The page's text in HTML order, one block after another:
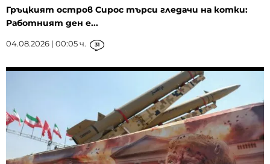
Гръцкият остров Сирос търси гледачи на котки:
Работният ден е...
04.08.2026 | 00:05 ч. 31